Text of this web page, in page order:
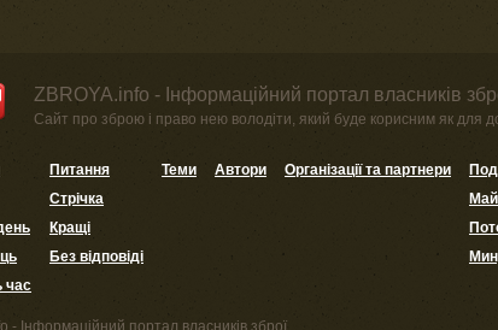
ZBROYA.info - Інформаційний портал власників
Сайт про зброю і право нею володіти, який буде корисним як для
час
Питання
Стрічка
Кращі
Без відповіді
Теми Автори Організації та партнери
Інформаційний портал власників зброї